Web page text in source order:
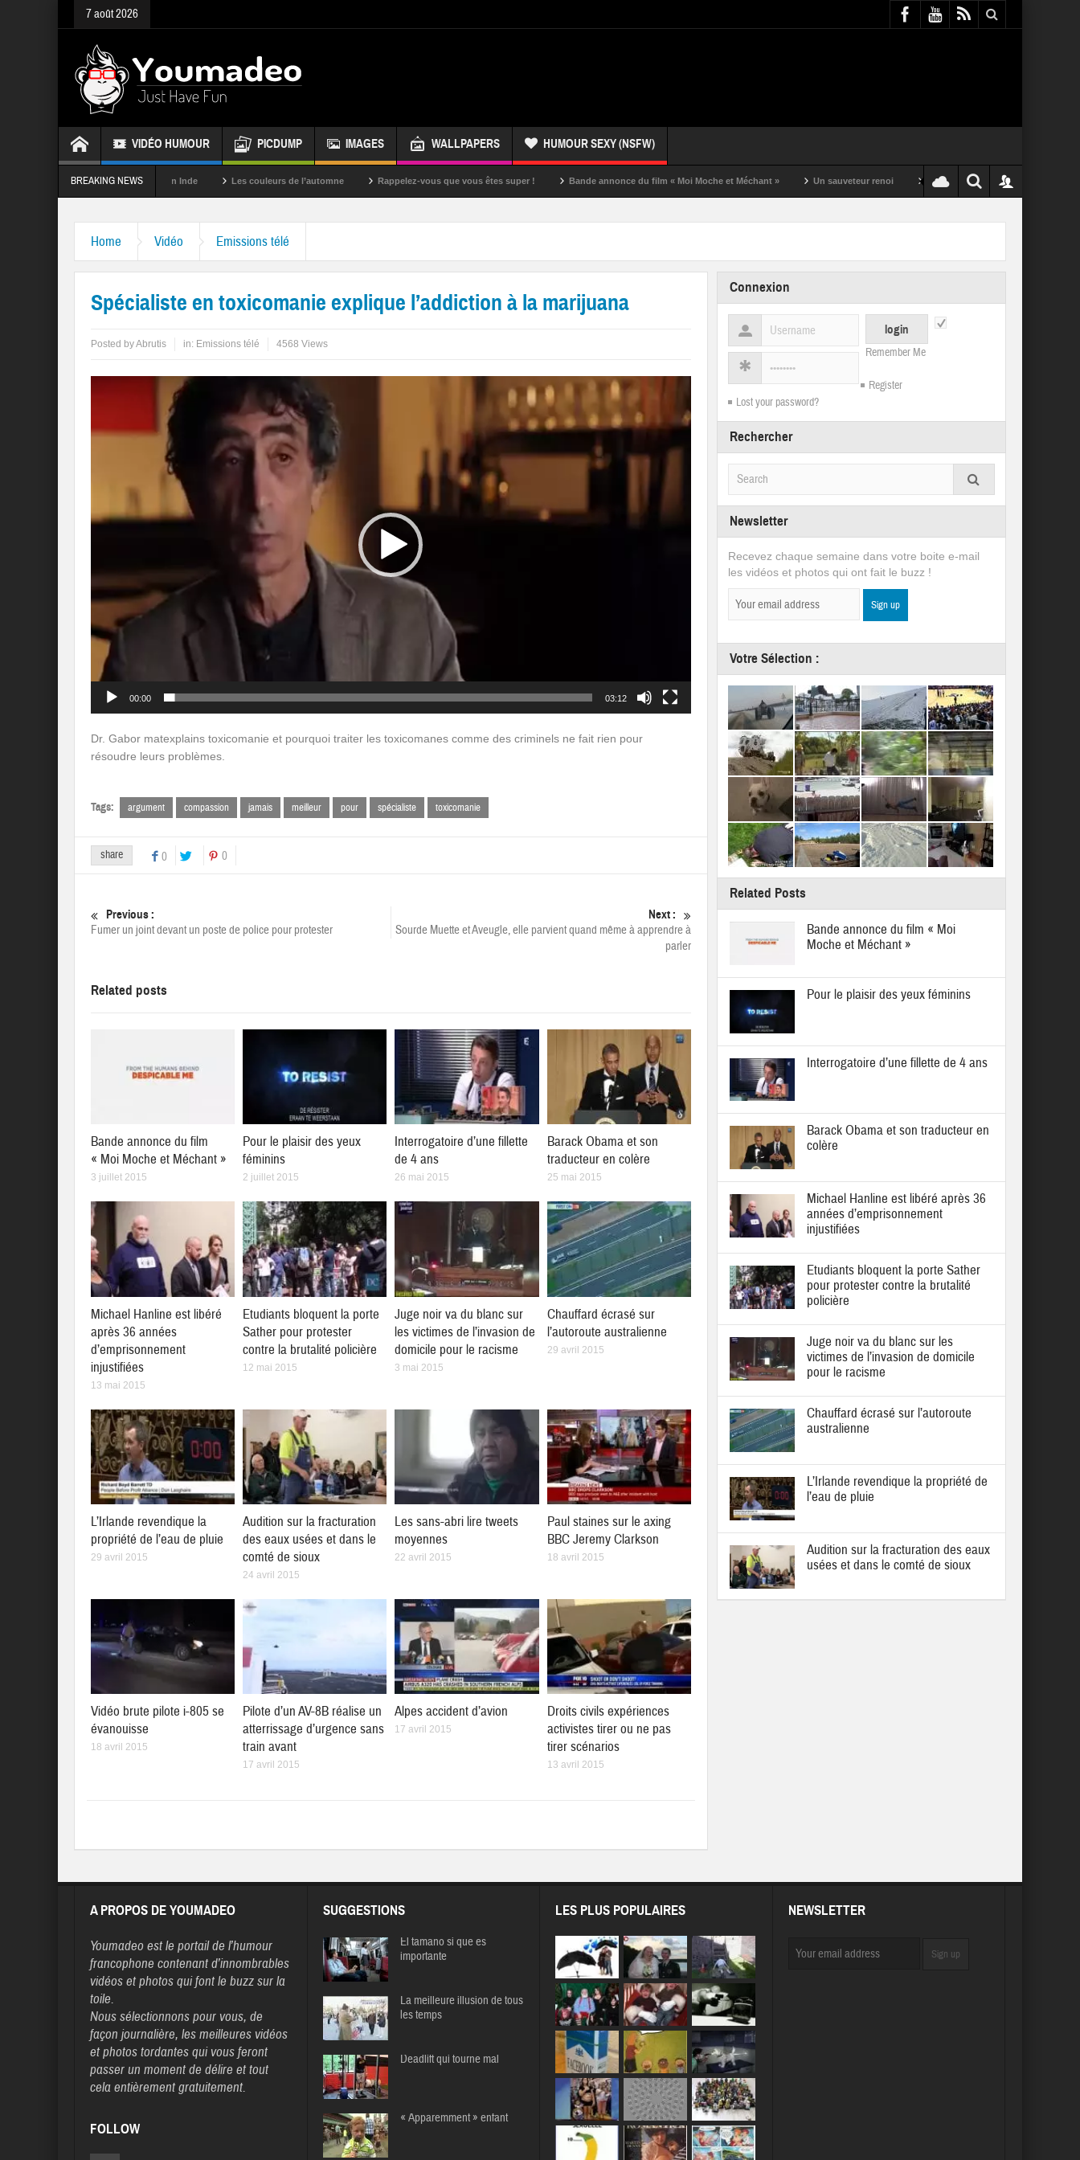
7 août 2026
VIDÉO HUMOUR PICDUMP IMAGES WALLPAPERS HUMOUR SEXY (NSFW)
BREAKING NEWS
La fête des couleurs en Inde Les couleurs de l’automne Rappelez-vous que vous êtes super ! Bande annonce du film « Moi Moche et Méchant » Un sauveteur renoi Un puching ball pas comme les autres
Home Vidéo Emissions télé
Spécialiste en toxicomanie explique l’addiction à la marijuana
Posted byAbrutis in: Emissions télé 4568 Views
00:00 03:12
Dr. Gabor matexplains toxicomanie et pourquoi traiter les toxicomanes comme des criminels ne fait rien pour
résoudre leurs problèmes.
Tags: argument compassion jamais meilleur pour spécialiste toxicomanie
share 0 0
Previous :
Fumer un joint devant un poste de police pour protester
Next :
Sourde Muette et Aveugle, elle parvient quand même à apprendre à
parler
Related posts
Bande annonce du film
« Moi Moche et Méchant »
3 juillet 2015
Pour le plaisir des yeux
féminins
2 juillet 2015
Interrogatoire d’une fillette
de 4 ans
26 mai 2015
Barack Obama et son
traducteur en colère
25 mai 2015
Michael Hanline est libéré
après 36 années
d’emprisonnement
injustifiées
13 mai 2015
Etudiants bloquent la porte
Sather pour protester
contre la brutalité policière
12 mai 2015
Juge noir va du blanc sur
les victimes de l’invasion de
domicile pour le racisme
3 mai 2015
Chauffard écrasé sur
l’autoroute australienne
29 avril 2015
L’Irlande revendique la
propriété de l’eau de pluie
29 avril 2015
Audition sur la fracturation
des eaux usées et dans le
comté de sioux
24 avril 2015
Les sans-abri lire tweets
moyennes
22 avril 2015
Paul staines sur le axing
BBC Jeremy Clarkson
18 avril 2015
Vidéo brute pilote i-805 se
évanouisse
18 avril 2015
Pilote d’un AV-8B réalise un
atterrissage d’urgence sans
train avant
17 avril 2015
Alpes accident d’avion
17 avril 2015
Droits civils expériences
activistes tirer ou ne pas
tirer scénarios
13 avril 2015
Connexion
Remember Me
Register
Lost your password?
Rechercher
Newsletter
Recevez chaque semaine dans votre boite e-mail
les vidéos et photos qui ont fait le buzz !
Votre Sélection :
Related Posts
Bande annonce du film « Moi
Moche et Méchant »
Pour le plaisir des yeux féminins
Interrogatoire d’une fillette de 4 ans
Barack Obama et son traducteur en
colère
Michael Hanline est libéré après 36
années d’emprisonnement
injustifiées
Etudiants bloquent la porte Sather
pour protester contre la brutalité
policière
Juge noir va du blanc sur les
victimes de l’invasion de domicile
pour le racisme
Chauffard écrasé sur l’autoroute
australienne
L’Irlande revendique la propriété de
l’eau de pluie
Audition sur la fracturation des eaux
usées et dans le comté de sioux
A PROPOS DE YOUMADEO
Youmadeo est le portail de l’humour
francophone contenant d’innombrables
vidéos et photos qui font le buzz sur la
toile.
Nous sélectionnons pour vous, de
façon journalière, les meilleures vidéos
et photos tordantes qui vous feront
passer un moment de délire et tout
cela entièrement gratuitement.
FOLLOW
SUGGESTIONS
El tamano si que es
importante
La meilleure illusion de tous
les temps
Deadlift qui tourne mal
« Apparemment » enfant
LES PLUS POPULAIRES NEWSLETTER